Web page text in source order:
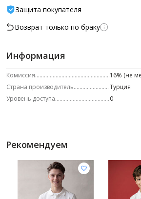
Защита покупателя
Возврат только по браку
Информация
Комиссия
16% (не
Страна производитель
Турция
Уровень доступа
0
Рекомендуем